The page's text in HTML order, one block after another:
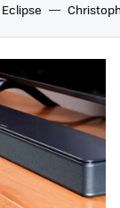
Eclipse